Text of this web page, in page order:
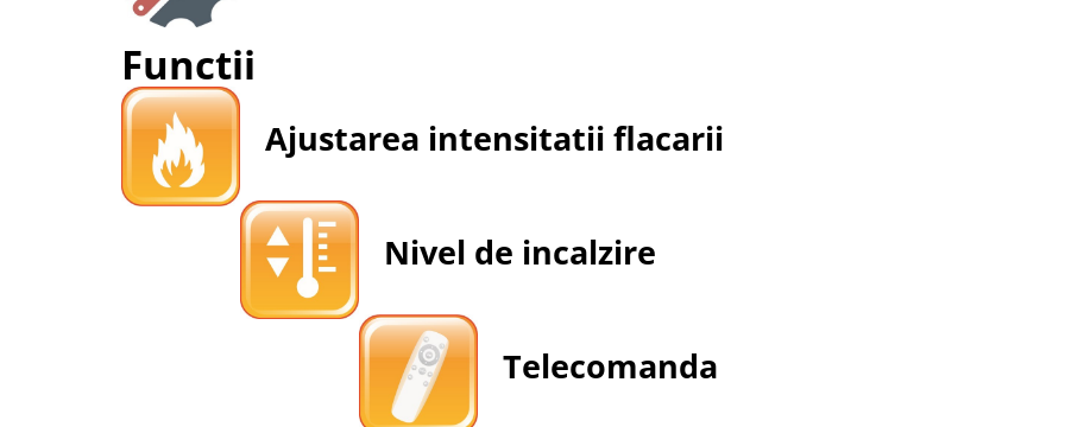
Functii
Ajustarea intensitatii flacarii
Nivel de incalzire
Telecomanda